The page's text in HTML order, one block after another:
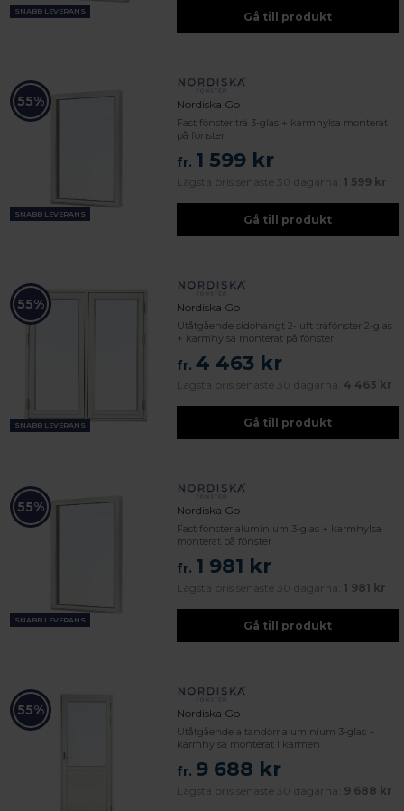
SNABB LEVERANS Gå till produkt
55%
SNABB LEVERANS
Nordiska Go
Fast fönster trä 3-glas + karmhylsa monterat
på fönster
fr. 1 599 kr
Lägsta pris senaste 30 dagarna: 1 599 kr
Gå till produkt
55%
SNABB LEVERANS
Nordiska Go
Utåtgående sidohängt 2-luft träfönster 2-glas
+ karmhylsa monterat på fönster
fr. 4 463 kr
Lägsta pris senaste 30 dagarna: 4 463 kr
Gå till produkt
55%
SNABB LEVERANS
Nordiska Go
Fast fönster aluminium 3-glas + karmhylsa
monterat på fönster
fr. 1 981 kr
Lägsta pris senaste 30 dagarna: 1 981 kr
Gå till produkt
55% Nordiska Go
Utåtgående altandörr aluminium 3-glas +
karmhylsa monterat i karmen
fr. 9 688 kr
Lägsta pris senaste 30 dagarna: 9 688 kr